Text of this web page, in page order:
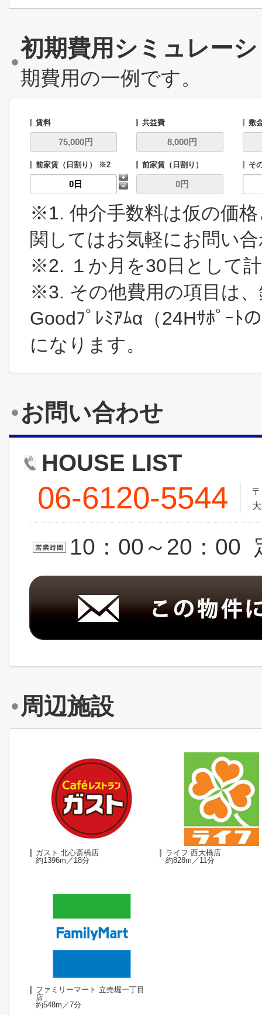
初期費用シミュレー
期費用の一例です。
賃料 共益費 敷
前家賃（日割り） ※2 前家賃（日割り） そ
※1. 仲介手数料は仮の価
関してはお気軽にお問い
※2. １か月を30日として
※3. その他費用の項目は
Goodﾌﾟﾚﾐｱﾑα（24Hｻﾎﾟｰﾄ
になります。
お問い合わせ
HOUSE LIST
06-6120-5544
10：00～20：00
周辺施設
ガスト 北心斎橋店
約1396m／18分
ライフ 西大橋店
約828m／11分
ファミリーマート 立売堀一丁目
店
約548m／7分